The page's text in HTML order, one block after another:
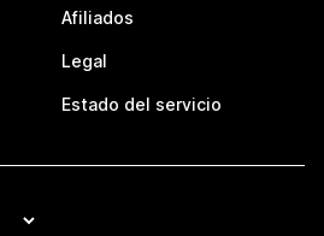
Afiliados
Legal
Estado del servicio